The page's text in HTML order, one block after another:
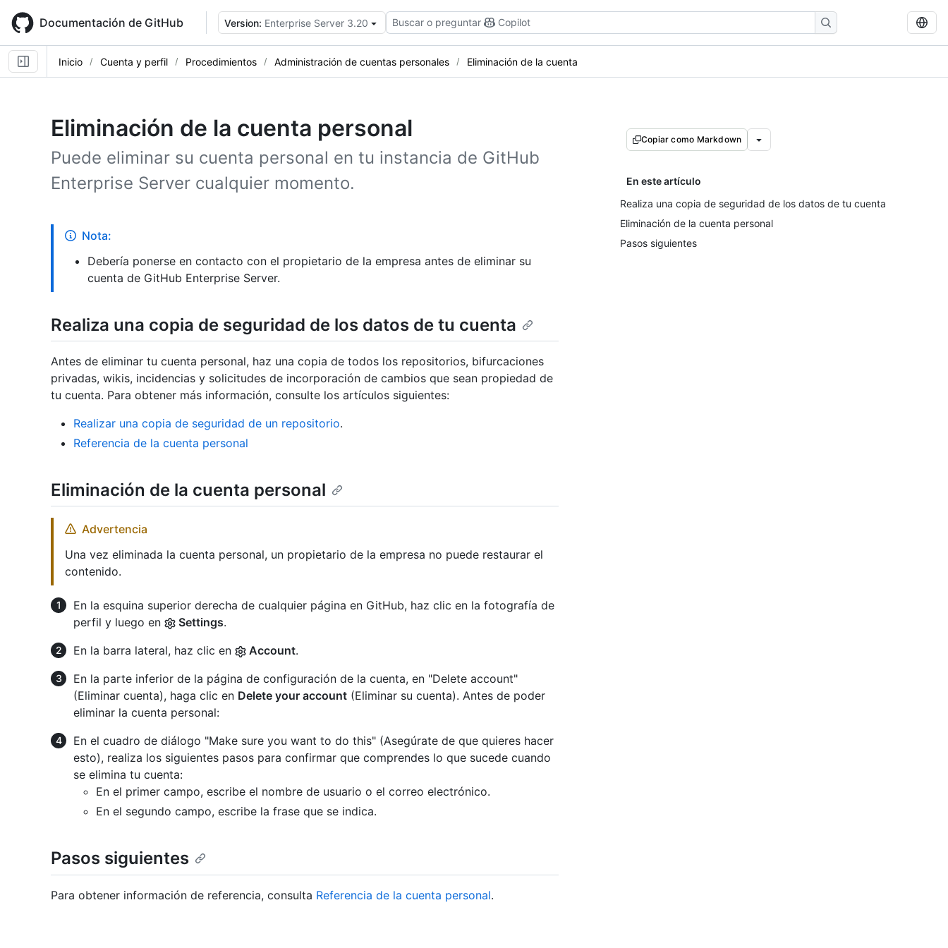
main
content
Documentación de GitHub Version: Enterprise Server 3.20 Buscar o preguntar Copilot
Inicio Cuenta y perfil Procedimientos Administración de cuentas personales Eliminación de la cuenta
Eliminación de la cuenta personal
Puede eliminar su cuenta personal en tu instancia de GitHub
Enterprise Server cualquier momento.
Copiar como Markdown
En este artículo
Realiza una copia de seguridad de los datos de tu cuenta
Eliminación de la cuenta personal
Pasos siguientes
Nota:
Debería ponerse en contacto con el propietario de la empresa antes de eliminar su
cuenta de GitHub Enterprise Server.
Realiza una copia de seguridad de los datos de tu cuenta
Antes de eliminar tu cuenta personal, haz una copia de todos los repositorios, bifurcaciones
privadas, wikis, incidencias y solicitudes de incorporación de cambios que sean propiedad de
tu cuenta. Para obtener más información, consulte los artículos siguientes:
Realizar una copia de seguridad de un repositorio.
Referencia de la cuenta personal
Eliminación de la cuenta personal
Advertencia
Una vez eliminada la cuenta personal, un propietario de la empresa no puede restaurar el
contenido.
En la esquina superior derecha de cualquier página en GitHub, haz clic en la fotografía de
perfil y luego en
Settings.
En la barra lateral, haz clic en
Account.
En la parte inferior de la página de configuración de la cuenta, en "Delete account"
(Eliminar cuenta), haga clic en Delete your account (Eliminar su cuenta). Antes de poder
eliminar la cuenta personal:
En el cuadro de diálogo "Make sure you want to do this" (Asegúrate de que quieres hacer
esto), realiza los siguientes pasos para confirmar que comprendes lo que sucede cuando
se elimina tu cuenta:
En el primer campo, escribe el nombre de usuario o el correo electrónico.
En el segundo campo, escribe la frase que se indica.
Pasos siguientes
Para obtener información de referencia, consulta Referencia de la cuenta personal.